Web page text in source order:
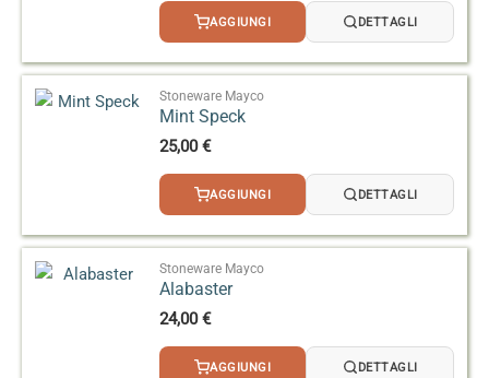
AGGIUNGI DETTAGLI
Stoneware Mayco
Mint Speck
25,00€
AGGIUNGI DETTAGLI
Stoneware Mayco
Alabaster
24,00€
AGGIUNGI DETTAGLI